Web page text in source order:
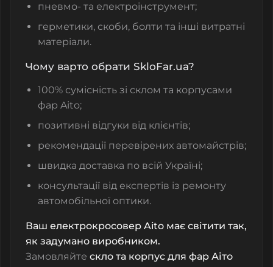
пневмо- та електроінструмент;
герметики, скоби, болти та інші витратні
матеріали.
Чому варто обрати SkloFar.ua?
100% сумісність зі склом та корпусами
фар Aito;
позитивні відгуки від клієнтів;
рекомендації перевірених автомайстрів;
швидка доставка по всій Україні;
консультації від експертів із ремонту
автомобільної оптики.
Ваш електрокросовер Aito має світити так,
як задумано виробником.
Замовляйте скло та корпус для фар Аіто